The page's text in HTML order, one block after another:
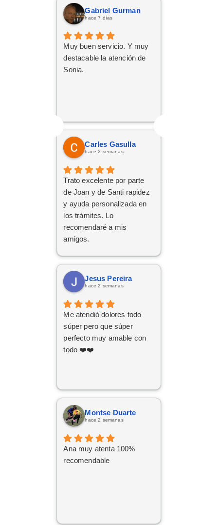
Gabriel Gurman
hace 7 días
Muy buen servicio. Y muy
destacable la atención de
Sonia.
Carles Gasulla
hace 2 semanas
Trato excelente por parte
de Joan y de Santi rapidez
y ayuda personalizada en
los trámites. Lo
recomendaré a mis
amigos.
Jesus Pereira
hace 2 semanas
Me atendió dolores todo
súper pero que súper
perfecto muy amable con
todo ❤️❤️
Montse Duarte
hace 2 semanas
Ana muy atenta 100%
recomendable